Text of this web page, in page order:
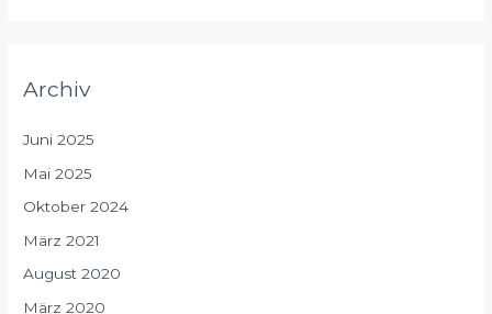
Archiv
Juni 2025
Mai 2025
Oktober 2024
März 2021
August 2020
März 2020